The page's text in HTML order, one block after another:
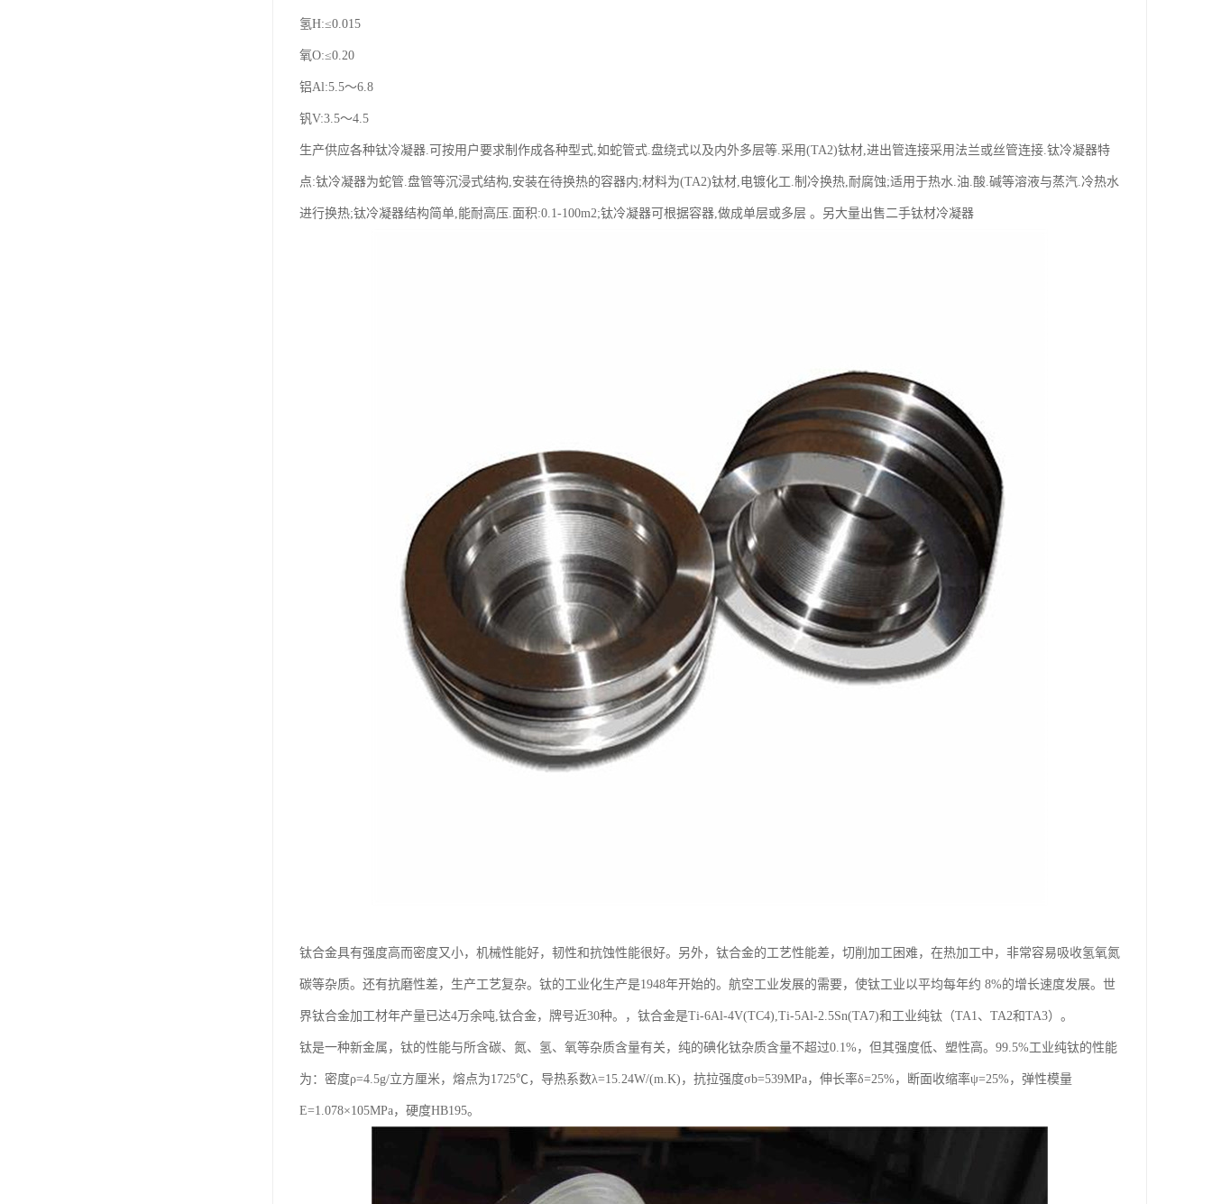
氢H:≤0.015
氧O:≤0.20
铝Al:5.5～6.8
钒V:3.5～4.5
生产供应各种钛冷凝器.可按用户要求制作成各种型式,如蛇管式.盘绕式以及内外多层等.采用(TA2)钛材,进出管连接采用法兰或丝管连接.钛冷凝器特
点:钛冷凝器为蛇管.盘管等沉浸式结构,安装在待换热的容器内;材料为(TA2)钛材,电镀化工.制冷换热,耐腐蚀;适用于热水.油.酸.碱等溶液与蒸汽.冷热水
进行换热;钛冷凝器结构简单,能耐高压.面积:0.1-100m2;钛冷凝器可根据容器,做成单层或多层 。另大量出售二手钛材冷凝器
钛合金具有强度高而密度又小，机械性能好，韧性和抗蚀性能很好。另外，钛合金的工艺性能差，切削加工困难，在热加工中，非常容易吸收氢氧氮
碳等杂质。还有抗磨性差，生产工艺复杂。钛的工业化生产是1948年开始的。航空工业发展的需要，使钛工业以平均每年约 8%的增长速度发展。世
界钛合金加工材年产量已达4万余吨,钛合金，牌号近30种。，钛合金是Ti-6Al-4V(TC4),Ti-5Al-2.5Sn(TA7)和工业纯钛（TA1、TA2和TA3）。
钛是一种新金属，钛的性能与所含碳、氮、氢、氧等杂质含量有关，纯的碘化钛杂质含量不超过0.1%，但其强度低、塑性高。99.5%工业纯钛的性能
为：密度ρ=4.5g/立方厘米，熔点为1725℃，导热系数λ=15.24W/(m.K)，抗拉强度σb=539MPa，伸长率δ=25%，断面收缩率ψ=25%，弹性模量
E=1.078×105MPa，硬度HB195。